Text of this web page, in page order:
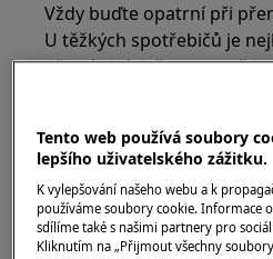
Vždy buďte opatrní při
U těžkých spotřebičů je
přemísťují dvě osoby.
rukavice a bezpečnostní
řeznými ranami od
Tento web používá soubory
lepšího uživatelského zážitku.
K vylepšování našeho webu a k
používáme soubory cookie. Informace
sdílíme také s našimi partnery pro
Kliknutím na „Přijmout všechny